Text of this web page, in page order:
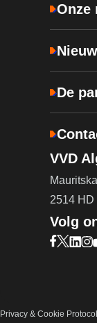
Onze
De
VVD
2514 HD
Volg
Bezoek
Privacy & Cookie